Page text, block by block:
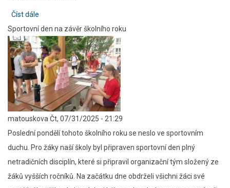
Číst dále
Rozloučení
s
deváťáky
–
1.C
Sportovní den na závěr školního roku
matouskova Čt, 07/31/2025 - 21:29
Poslední pondělí tohoto školního roku se neslo ve sportovním
duchu. Pro žáky naší školy byl připraven sportovní den plný
netradičních disciplín, které si připravil organizační tým složený ze
žáků vyšších ročníků. Na začátku dne obdrželi všichni žáci své